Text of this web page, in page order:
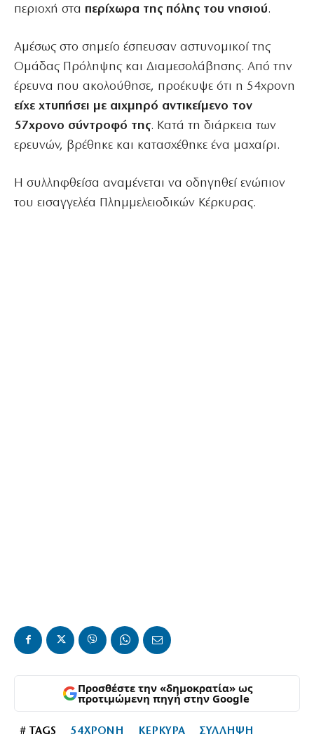
περιοχή στα περίχωρα της πόλης του νησιού.
Αμέσως στο σημείο έσπευσαν αστυνομικοί της
Ομάδας Πρόληψης και Διαμεσολάβησης. Από την
έρευνα που ακολούθησε, προέκυψε ότι η 54χρονη
είχε χτυπήσει με αιχμηρό αντικείμενο τον
57χρονο σύντροφό της. Κατά τη διάρκεια των
ερευνών, βρέθηκε και κατασχέθηκε ένα μαχαίρι.
Η συλληφθείσα αναμένεται να οδηγηθεί ενώπιον
του εισαγγελέα Πλημμελειοδικών Κέρκυρας.
Προσθέστε την «δημοκρατία» ως
προτιμώμενη πηγή στην Google
# TAGS 54ΧΡΟΝΗ ΚΕΡΚΥΡΑ ΣΥΛΛΗΨΗ